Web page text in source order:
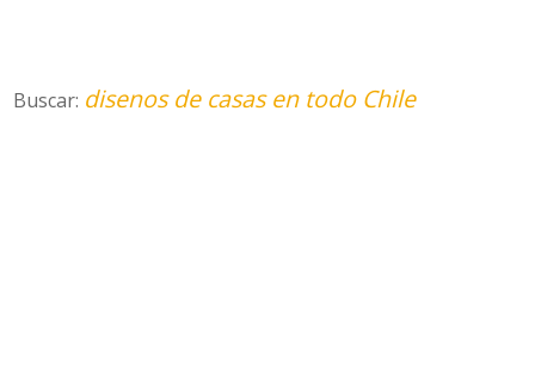
Buscar: disenos de casas en todo Chile